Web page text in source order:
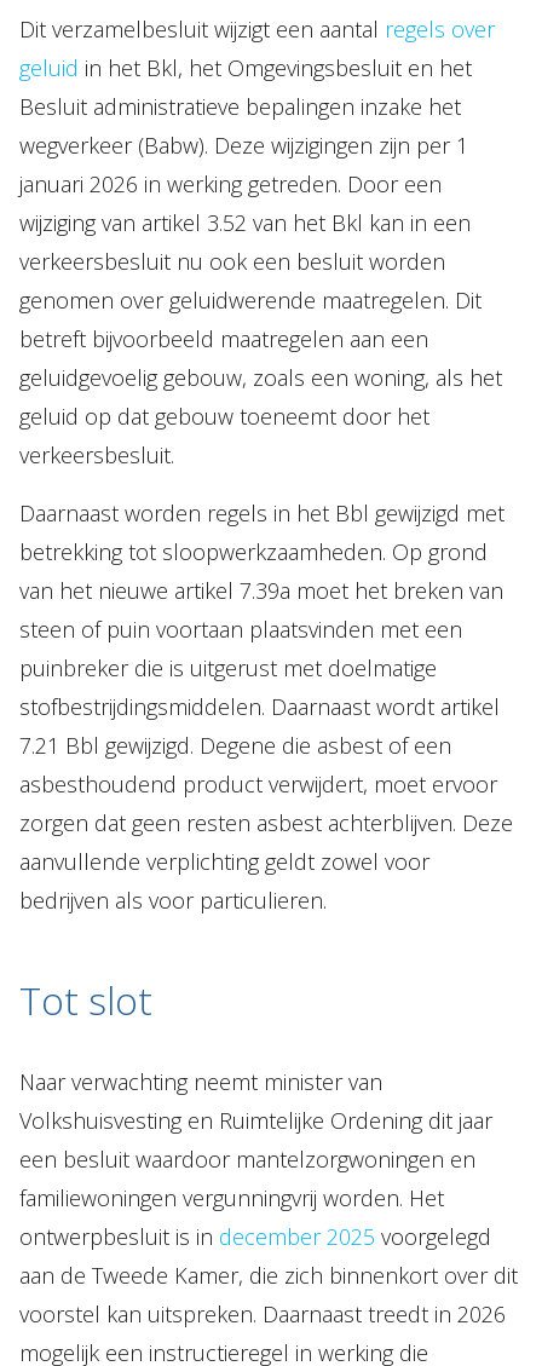
Dit verzamelbesluit wijzigt een aantal regels over
geluid in het Bkl, het Omgevingsbesluit en het
Besluit administratieve bepalingen inzake het
wegverkeer (Babw). Deze wijzigingen zijn per 1
januari 2026 in werking getreden. Door een
wijziging van artikel 3.52 van het Bkl kan in een
verkeersbesluit nu ook een besluit worden
genomen over geluidwerende maatregelen. Dit
betreft bijvoorbeeld maatregelen aan een
geluidgevoelig gebouw, zoals een woning, als het
geluid op dat gebouw toeneemt door het
verkeersbesluit.
Daarnaast worden regels in het Bbl gewijzigd met
betrekking tot sloopwerkzaamheden. Op grond
van het nieuwe artikel 7.39a moet het breken van
steen of puin voortaan plaatsvinden met een
puinbreker die is uitgerust met doelmatige
stofbestrijdingsmiddelen. Daarnaast wordt artikel
7.21 Bbl gewijzigd. Degene die asbest of een
asbesthoudend product verwijdert, moet ervoor
zorgen dat geen resten asbest achterblijven. Deze
aanvullende verplichting geldt zowel voor
bedrijven als voor particulieren.
Tot slot
Naar verwachting neemt minister van
Volkshuisvesting en Ruimtelijke Ordening dit jaar
een besluit waardoor mantelzorgwoningen en
familiewoningen vergunningvrij worden. Het
ontwerpbesluit is in december 2025 voorgelegd
aan de Tweede Kamer, die zich binnenkort over dit
voorstel kan uitspreken. Daarnaast treedt in 2026
mogelijk een instructieregel in werking die